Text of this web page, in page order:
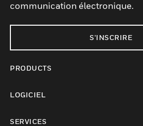
communication électronique.
S'INSCRIRE
PRODUCTS
LOGICIEL
SERVICES